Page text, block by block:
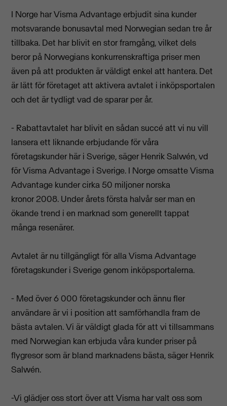
I Norge har Visma Advantage erbjudit sina kunder
motsvarande bonusavtal med Norwegian sedan tre år
tillbaka. Det har blivit en stor framgång, vilket dels
beror på Norwegians konkurrenskraftiga priser men
även på att produkten är väldigt enkel att hantera. Det
är lätt för företaget att aktivera avtalet i inköpsportalen
och det är tydligt vad de sparar per år.
- Rabattavtalet har blivit en sådan succé att vi nu vill
lansera ett liknande erbjudande för våra
företagskunder här i Sverige, säger Henrik Salwén, vd
för Visma Advantage i Sverige. I Norge omsatte Visma
Advantage kunder cirka 50 miljoner norska
kronor 2008. Under årets första halvår ser man en
ökande trend i en marknad som generellt tappat
många resenärer.
Avtalet är nu tillgängligt för alla Visma Advantage
företagskunder i Sverige genom inköpsportalerna.
- Med över 6 000 företagskunder och ännu fler
användare är vi i position att samförhandla fram de
bästa avtalen. Vi är väldigt glada för att vi tillsammans
med Norwegian kan erbjuda våra kunder priser på
flygresor som är bland marknadens bästa, säger Henrik
Salwén.
-Vi glädjer oss stort över att Visma har valt oss som